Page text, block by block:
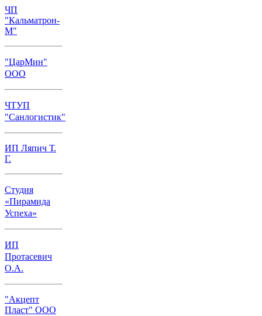
ЧП
"Кальматрон-
М"
"ЦарМин"
ООО
ЧТУП
"Санлогистик"
ИП Ляпич Т.
Г.
Студия
«Пирамида
Успеха»
ИП
Протасевич
О.А.
"Акцепт
Пласт" ООО